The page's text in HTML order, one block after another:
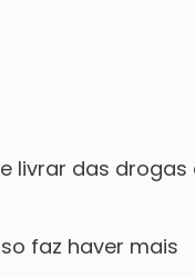
livrar das drogas
faz haver mais